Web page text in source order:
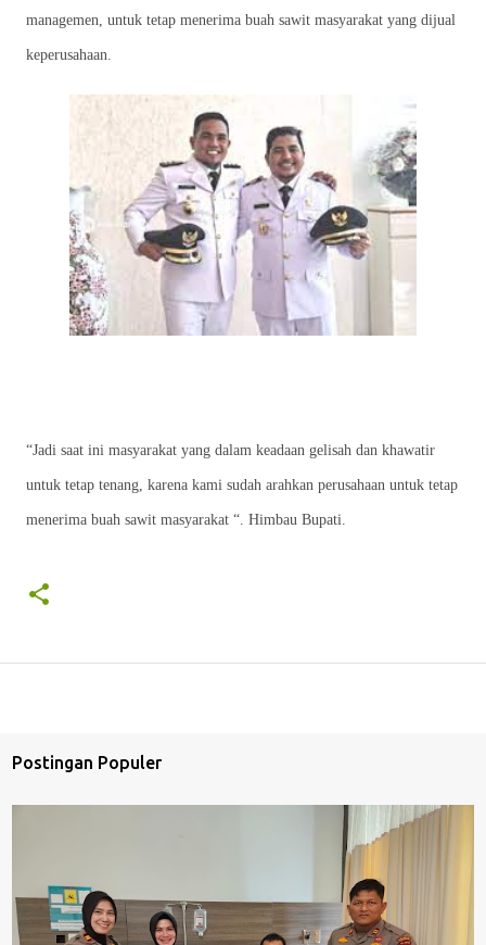
managemen, untuk tetap menerima buah sawit masyarakat yang dijual
keperusahaan.
“Jadi saat ini masyarakat yang dalam keadaan gelisah dan khawatir
untuk tetap tenang, karena kami sudah arahkan perusahaan untuk tetap
menerima buah sawit masyarakat “. Himbau Bupati.
Postingan Populer